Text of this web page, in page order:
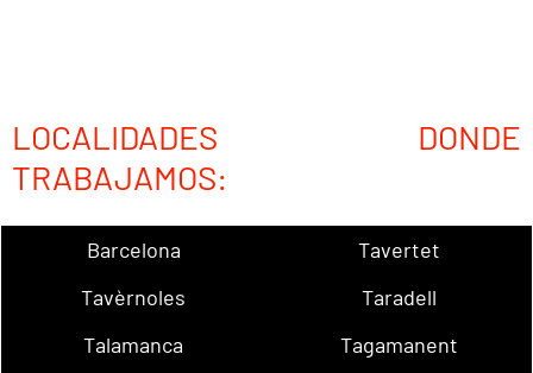
LOCALIDADES DONDE
TRABAJAMOS:
Barcelona
Tavertet
Tavèrnoles
Taradell
Talamanca
Tagamanent